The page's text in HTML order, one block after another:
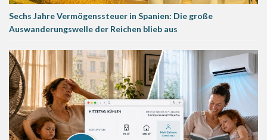
Sechs Jahre Vermögenssteuer in Spanien: Die große
Auswanderungswelle der Reichen blieb aus